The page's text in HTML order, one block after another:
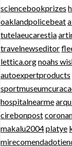
sciencebookprizes
oaklandpolicebeat
tutelaeucarestia
travelnewseditor
lettica.orgnoahs
autoexpertproducts
hospitalnearme
cirebonpost
makalu2004platye